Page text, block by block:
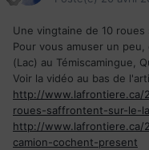
Une vingtaine de 10
Pour vous amuser un
(Lac) au Témiscamingue,
Voir la vidéo au bas de
http://www.lafrontiere.ca/
roues-saffrontent-sur-le-
http://www.lafrontiere.ca/
camion-cochent-present